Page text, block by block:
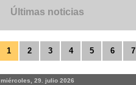
Últimas noticias
1 2 3 4 5 6 7
miércoles, 29. julio 2026